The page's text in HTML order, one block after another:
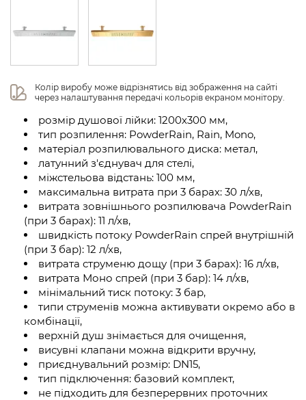
Колір виробу може відрізнятись від зображення на сайті
через налаштування передачі кольорів екраном монітору.
розмір душової лійки: 1200х300 мм,
тип розпилення: PowderRain, Rain, Mono,
матеріал розпилювального диска: метал,
латунний з'єднувач для стелі,
міжстельова відстань: 100 мм,
максимальна витрата при 3 барах: 30 л/хв,
витрата зовнішнього розпилювача PowderRain
(при 3 барах): 11 л/хв,
швидкість потоку PowderRain спрей внутрішній
(при 3 бар): 12 л/хв,
витрата струменю дощу (при 3 барах): 16 л/хв,
витрата Моно спрей (при 3 бар): 14 л/хв,
мінімальний тиск потоку: 3 бар,
типи струменів можна активувати окремо або в
комбінації,
верхній душ знімається для очищення,
висувні клапани можна відкрити вручну,
приєднувальний розмір: DN15,
тип підключення: базовий комплект,
не підходить для безперервних проточних